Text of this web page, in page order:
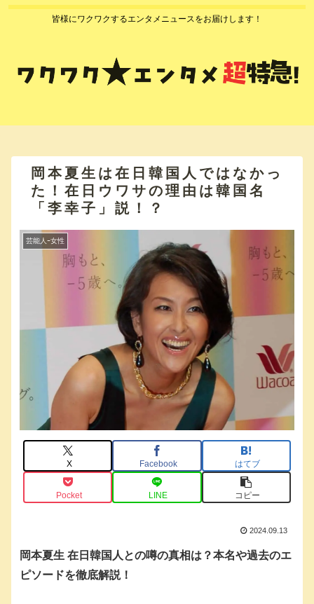
皆様にワクワクするエンタメニュースをお届けします！
岡本夏生は在日韓国人ではなかっ
た！在日ウワサの理由は韓国名
「李幸子」説！？
芸能人ｰ女性
X Facebook はてブ
Pocket LINE コピー
2024.09.13
岡本夏生 在日韓国人との噂の真相は？本名や過去のエ
ピソードを徹底解説！